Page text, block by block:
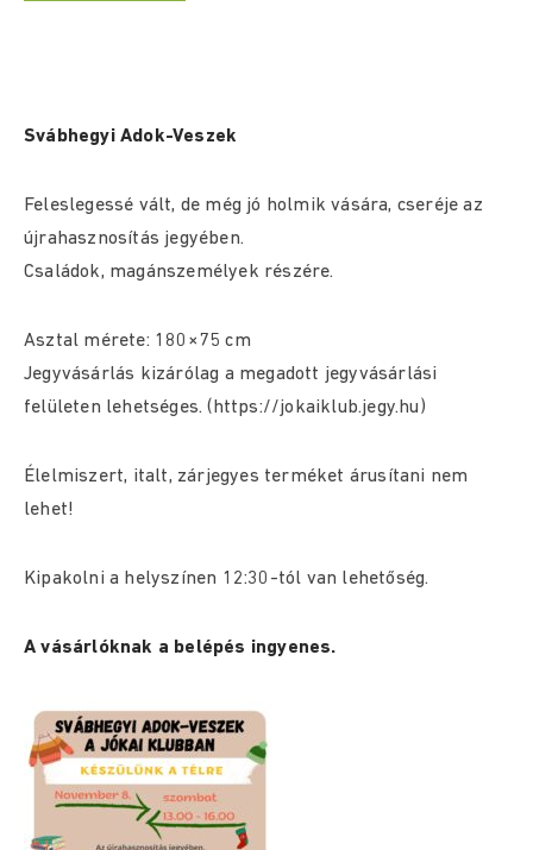
Svábhegyi Adok-Veszek
Feleslegessé vált, de még jó holmik vására, cseréje az
újrahasznosítás jegyében.
Családok, magánszemélyek részére.
Asztal mérete: 180×75 cm
Jegyvásárlás kizárólag a megadott jegyvásárlási
felületen lehetséges. (https://jokaiklub.jegy.hu)
Élelmiszert, italt, zárjegyes terméket árusítani nem
lehet!
Kipakolni a helyszínen 12:30-tól van lehetőség.
A vásárlóknak a belépés ingyenes.